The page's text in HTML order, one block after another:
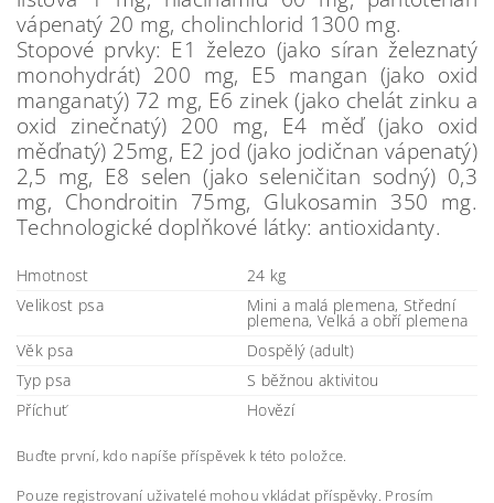
vápenatý 20 mg, cholinchlorid 1300 mg.
Stopové prvky: E1 železo (jako síran železnatý
monohydrát) 200 mg, E5 mangan (jako oxid
manganatý) 72 mg, E6 zinek (jako chelát zinku a
oxid zinečnatý) 200 mg, E4 měď (jako oxid
měďnatý) 25mg, E2 jod (jako jodičnan vápenatý)
2,5 mg, E8 selen (jako seleničitan sodný) 0,3
mg, Chondroitin 75mg, Glukosamin 350 mg.
Technologické doplňkové látky: antioxidanty.
Hmotnost
24 kg
Velikost psa
Mini a malá plemena, Střední
plemena, Velká a obří plemena
Věk psa
Dospělý (adult)
Typ psa
S běžnou aktivitou
Příchuť
Hovězí
Buďte první, kdo napíše příspěvek k této položce.
Pouze registrovaní uživatelé mohou vkládat příspěvky. Prosím